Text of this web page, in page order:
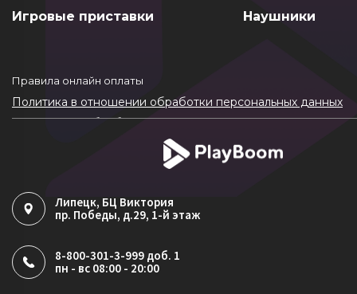
Игровые приставки
Наушники
Правила онлайн оплаты
Политика в отношении обработки персональных данных
Согласие на обработку ПДн
Политика обработки файлов cookie
Липецк, БЦ Виктория
пр. Победы, д.29, 1-й этаж
8-800-301-3-999 доб. 1
пн - вс 08:00 - 20:00